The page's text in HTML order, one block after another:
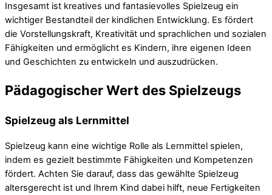
Insgesamt ist kreatives und fantasievolles Spielzeug ein
wichtiger Bestandteil der kindlichen Entwicklung. Es fördert
die Vorstellungskraft, Kreativität und sprachlichen und sozialen
Fähigkeiten und ermöglicht es Kindern, ihre eigenen Ideen
und Geschichten zu entwickeln und auszudrücken.
Pädagogischer Wert des Spielzeugs
Spielzeug als Lernmittel
Spielzeug kann eine wichtige Rolle als Lernmittel spielen,
indem es gezielt bestimmte Fähigkeiten und Kompetenzen
fördert. Achten Sie darauf, dass das gewählte Spielzeug
altersgerecht ist und Ihrem Kind dabei hilft, neue Fertigkeiten